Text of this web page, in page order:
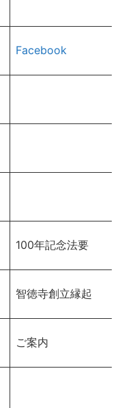
Facebook
100年記念法要
智徳寺創立縁起
ご案内